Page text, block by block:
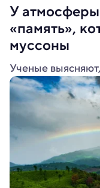
У
«память»,
муссоны
Ученые